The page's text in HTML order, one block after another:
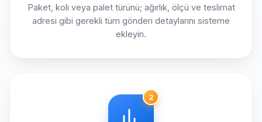
Paket, koli veya palet türünü; ağırlık, ölçü ve teslimat
adresi gibi gerekli tüm gönderi detaylarını sisteme
ekleyin.
2